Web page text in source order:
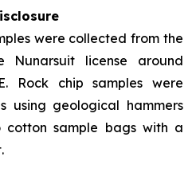
were collected from the
Nunarsuit license around
Rock chip samples were
using geological hammers
sample bags with a